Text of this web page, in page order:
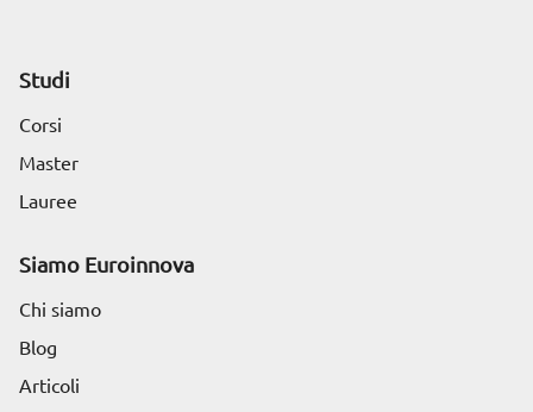
Studi
Corsi
Master
Lauree
Siamo Euroinnova
Chi siamo
Blog
Articoli